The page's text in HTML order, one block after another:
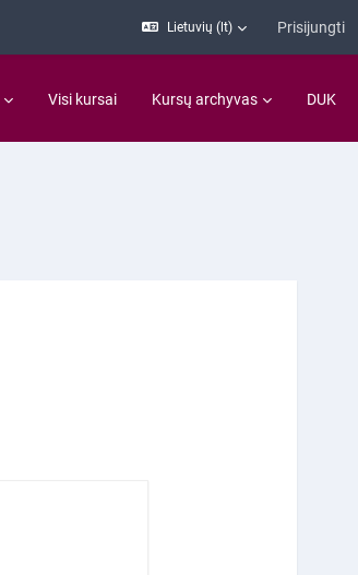
Lietuvių ‎(lt)‎ Prisijungti
Visi kursai Kursų archyvas DUK